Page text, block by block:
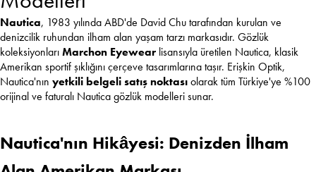
Nautica, 1983 yılında ABD'de David Chu tarafından kurulan ve
denizcilik ruhundan ilham alan yaşam tarzı markasıdır. Gözlük
koleksiyonlarıMarchon Eyewear lisansıyla üretilen Nautica, klasik
Amerikan sportif şıklığını çerçeve tasarımlarına taşır. Erişkin Optik,
Nautica'nın yetkili belgeli satış noktasıolarak tüm Türkiye'ye %100
orijinal ve faturalı Nautica gözlük modelleri sunar.
Nautica'nın Hikâyesi: Denizden İlham